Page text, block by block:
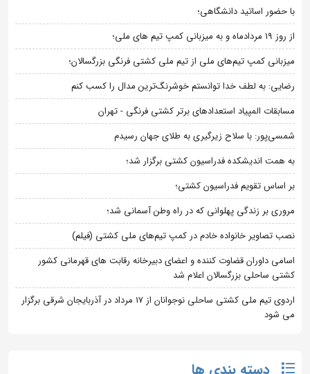
با حضور اساتید دانشگاهی؛
از روز 19 مردادماه و به میزبانی کمپ تیم های ملی؛
میزبانی کمپ تیم‌های ملی از تیم ملی کشتی فرنگی بزرگسالان؛
رضایی: به لطف خدا توانستم خوشرنگ‌ترین مدال را کسب کنم
مسابقات المپیاد استعدادهای برتر کشتی فرنگی - تهران
شمسی‌پور: با سلاح زیرگیری به طلای جهان رسیدم
به همت اندیشکده فدراسیون کشتی برگزار شد؛
بر اساس تقویم فدراسیون کشتی؛
مروری بر زندگی پهلوانی که در راه وطن آسمانی شد؛
نصب تصاویر خانواده خادم در کمپ تیم‌های ملی کشتی (فیلم)
اسامی داوران قضاوت کننده و اعضای دبیرخانه رقابت های قهرمانی کشور
کشتی ساحلی بزرگسالان اعلام شد
اردوی تیم ملی کشتی ساحلی نوجوانان از 17 مرداد در آذربایجان شرقی برگزار
می شود
دسته بندی ها